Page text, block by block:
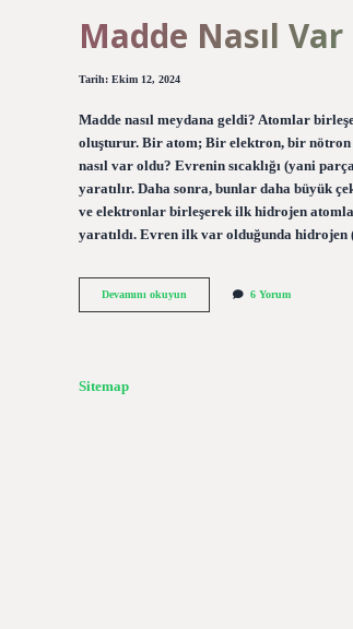
Madde Nasıl
Tarih: Ekim 12, 2024
Madde nasıl meydana geldi? Atomlar
oluşturur. Bir atom; Bir elektron, bir nötron
nasıl var oldu? Evrenin sıcaklığı (yani
yaratılır. Daha sonra, bunlar daha büyük
ve elektronlar birleşerek ilk hidrojen
yaratıldı. Evren ilk var olduğunda
Devamını okuyun
Nasıl
6 Yorum
Sitemap